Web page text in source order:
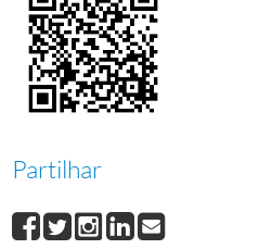
0082Candidaturas ao Campo
Partilhar